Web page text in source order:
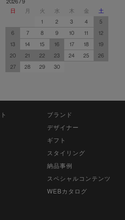
2026 / 9
日
月 火 水 木 金
土
1
2 3 4
5
6
7 8 9 10 11
12
13
14 15 16 17 18
19
20
21 22 23 24 25
26
27
28 29 30
ブランド
デザイナー
ギフト
スタイリング
納品事例
スペシャルコンテンツ
WEBカタログ